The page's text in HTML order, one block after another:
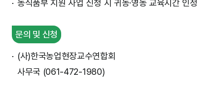
농식품부 지원 사업 신청 시 귀농·영농 교육시간 인정
문의 및 신청
(사)한국농업현장교수연합회
사무국 (061-472-1980)